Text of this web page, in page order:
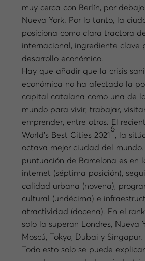
muy cerca con Berlín, por
Nueva York. Por lo tanto, la
posiciona como clara tractora
internacional, ingrediente clave
desarrollo económico.
Hay que añadir que la crisis
económica no ha afectado la
capital catalana como una de
mundo para vivir, trabajar,
emprender, entre otros. El
World’s Best Cities 2021
6
, la
octava mejor ciudad del
puntuación de Barcelona es en
internet (séptima posición),
calidad urbana (novena),
cultural (undécima) e
atractividad (docena). En el
solo la superan Londres, Nueva
Moscú, Tokyo, Dubai y Singapur.
Todo esto solo se puede